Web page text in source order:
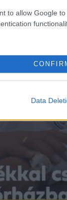
to allow Google
Data